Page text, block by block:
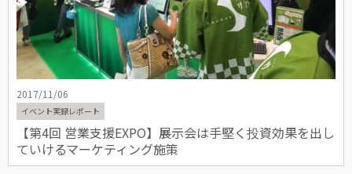
2017/11/06
イベント実録レポート
【第4回 営業支援EXPO】展示会は手堅く投資効果を出し
ていけるマーケティング施策